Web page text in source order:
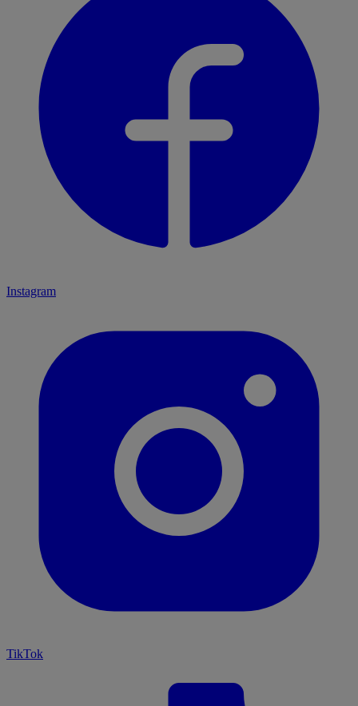
Instagram
TikTok